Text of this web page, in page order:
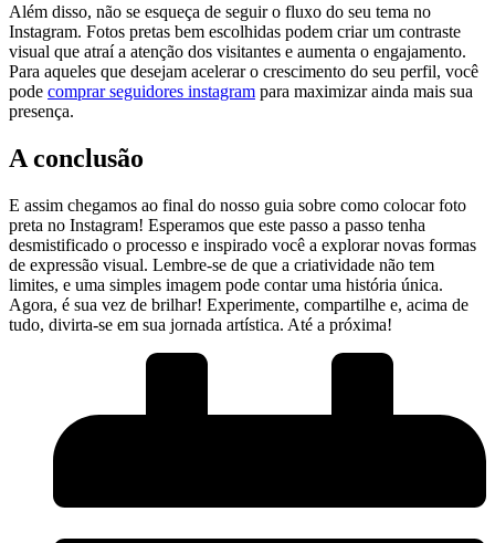
Além disso, não se esqueça⁢ de seguir o fluxo do seu tema no
Instagram. Fotos pretas bem escolhidas podem criar um contraste
visual que atraí a‌ atenção dos visitantes e aumenta o‌ engajamento.
Para aqueles⁣ que desejam acelerar o crescimento do seu perfil, você
pode comprar seguidores instagram para maximizar ainda mais sua
presença.
A conclusão
E assim chegamos ao final‌ do nosso guia sobre⁤ como colocar foto
preta no Instagram! Esperamos que este passo a passo tenha
‍desmistificado o processo e​ inspirado você a explorar novas⁢ formas
de ⁤expressão visual. Lembre-se de que‍ a criatividade ​não ⁤tem
limites, e uma simples imagem pode contar uma história única.
Agora, é sua vez de brilhar! Experimente, compartilhe e, acima de
tudo, divirta-se em⁤ sua jornada artística. Até a ⁢próxima!